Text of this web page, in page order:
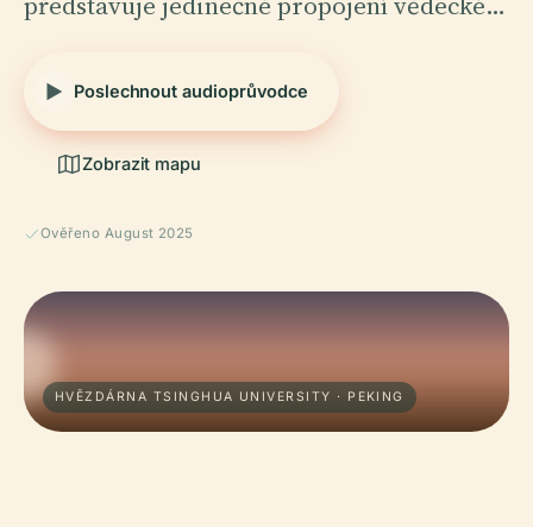
Poslechnout audioprůvodce
Zobrazit mapu
Ověřeno August 2025
HVĚZDÁRNA TSINGHUA UNIVERSITY · PEKING